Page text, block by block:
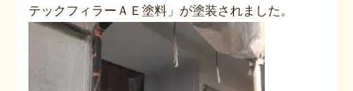
テックフィラーＡＥ塗料」が塗装されました。